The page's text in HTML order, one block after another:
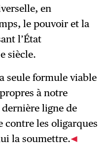
en
le pouvoir et la
l’État
siècle.
seule formule viable
à notre
ligne de
contre les oligarques
la soumettre.